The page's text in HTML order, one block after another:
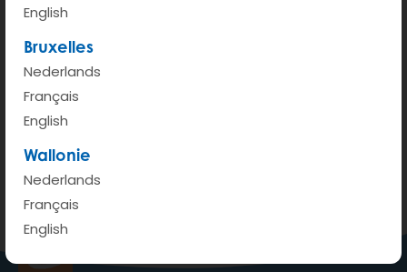
English
Bruxelles
Nederlands
Français
English
Wallonie
Nederlands
Français
English
Alle info over de cambioApp
100% App, hoe zit dat?